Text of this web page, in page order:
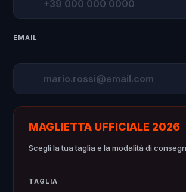
EMAIL
MAGLIETTA UFFICIALE 2026
Scegli la tua taglia e la modalità di
TAGLIA